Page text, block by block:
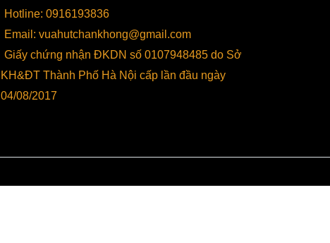
Hotline: 0916193836
Email: vuahutchankhong@gmail.com
Giấy chứng nhận ĐKDN số 0107948485 do Sở
KH&ĐT Thành Phố Hà Nội cấp lần đầu ngày
04/08/2017